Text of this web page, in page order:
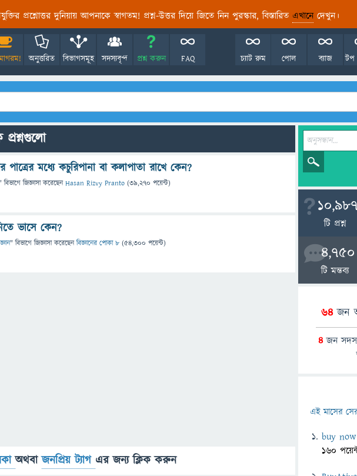
প্রশ্নোত্তর দুনিয়ায় আপনাকে স্বাগতম! প্রশ্ন-উত্তর দিয়ে জিতে নিন পুরস্কার, বিস্তারিত এখানেদেখুন।
অনুত্তরিত বিভাগসমূহ সদস্যবৃন্দ প্রশ্ন করুন FAQ টপ
ব্যাজ
পোল
চ্যাট রুম
প্রশ্নগুলো
পাত্রের মধ্যে কচুরিপানা বা কলাপাতা রাখে কেন?
বিভাগে জিজ্ঞাসাকরেছেনHasan Rizvy Pranto (39,270 পয়েন্ট)
ভাসে কেন?
" বিভাগে জিজ্ঞাসাকরেছেনবিজ্ঞানের পোকা ৮ (54,300 পয়েন্ট)
অথবাজনপ্রিয় ট্যাগ এর জন্য ক্লিক করুন
10,987
টি প্রশ্ন
4,750
টি মন্তব্য
64জন
4 জন
এই মাসের
buy now
160